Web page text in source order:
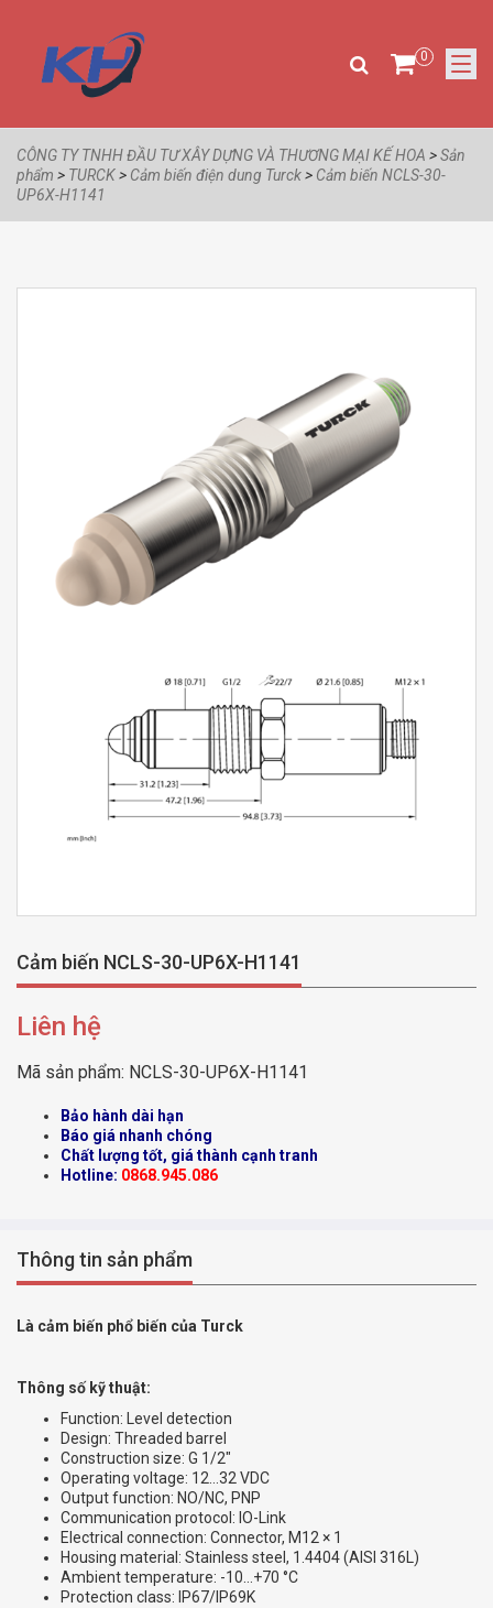
0
CÔNG TY TNHH ĐẦU TƯ XÂY DỰNG VÀ THƯƠNG MẠI KẾ HOA >Sản
phẩm > TURCK> Cảm biến điện dung Turck> Cảm biến NCLS-30-
UP6X-H1141
Cảm biến NCLS-30-UP6X-H1141
Liên hệ
Mã sản phẩm: NCLS-30-UP6X-H1141
Bảo hành dài hạn
Báo giá nhanh chóng
Chất lượng tốt, giá thành cạnh tranh
Hotline: 0868.945.086
Thông tin sản phẩm
Là cảm biến phổ biến của Turck
Thông số kỹ thuật:
Function: Level detection
Design: Threaded barrel
Construction size: G 1/2″
Operating voltage: 12…32 VDC
Output function: NO/NC, PNP
Communication protocol: IO-Link
Electrical connection: Connector, M12 × 1
Housing material: Stainless steel, 1.4404 (AISI 316L)
Ambient temperature: -10…+70 °C
Protection class: IP67/IP69K